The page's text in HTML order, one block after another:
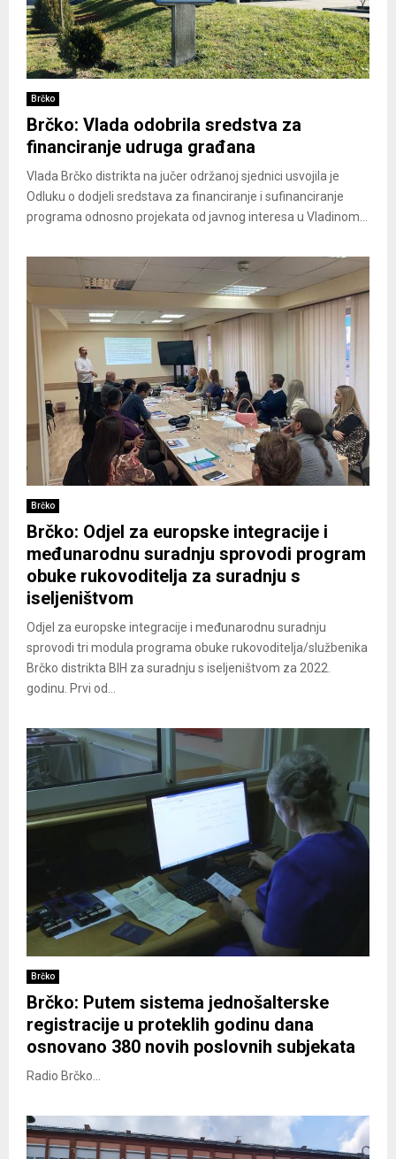
Brčko
Brčko: Vlada odobrila sredstva za
financiranje udruga građana
Vlada Brčko distrikta na jučer održanoj sjednici usvojila je
Odluku o dodjeli sredstava za financiranje i sufinanciranje
programa odnosno projekata od javnog interesa u Vladinom...
Brčko
Brčko: Odjel za europske integracije i
međunarodnu suradnju sprovodi program
obuke rukovoditelja za suradnju s
iseljeništvom
Odjel za europske integracije i međunarodnu suradnju
sprovodi tri modula programa obuke rukovoditelja/službenika
Brčko distrikta BIH za suradnju s iseljeništvom za 2022.
godinu. Prvi od...
Brčko
Brčko: Putem sistema jednošalterske
registracije u proteklih godinu dana
osnovano 380 novih poslovnih subjekata
Radio Brčko...